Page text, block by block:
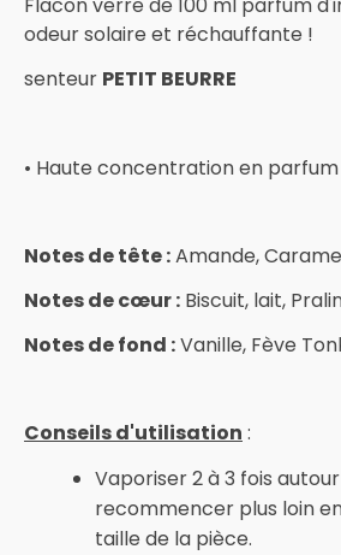
Flacon verre de 100 ml parfum
odeur solaire et réchauffante !
senteur PETIT BEURRE
• Haute concentration en parfum
Notes de tête :Amande,
Notes de cœur : Biscuit, lait,
Notes de fond :Vanille, Fève
Conseils d'utilisation :
Vaporiser 2 à 3 fois
recommencer plus loin
taille de la pièce.